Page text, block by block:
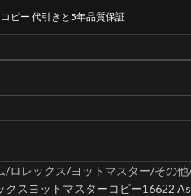
ピー 代引きと5年品質保証
ロレックス ヨットマスター その他
クスヨットマスターコピー16622